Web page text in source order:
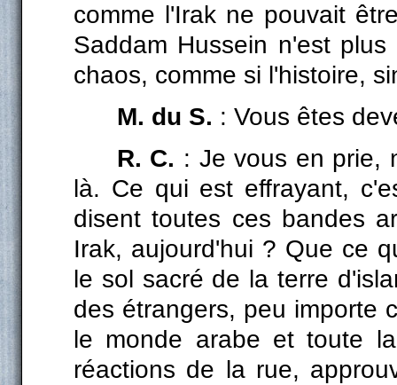
comme l'Irak ne pouvait
Saddam Hussein n'est
chaos, comme si l'histoire,
M. du S. : Vous êtes
R. C. : Je vous en prie,
là. Ce qui est effrayant,
disent toutes ces bandes
Irak, aujourd'hui ? Que ce
le sol sacré de la terre
des étrangers, peu importe
le monde arabe et toute
réactions de la rue,